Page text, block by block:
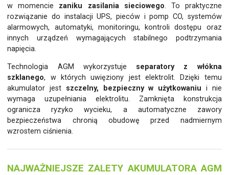
w momencie zaniku zasilania sieciowego. To praktyczne
rozwiązanie do instalacji UPS, pieców i pomp CO, systemów
alarmowych, automatyki, monitoringu, kontroli dostępu oraz
innych urządzeń wymagających stabilnego podtrzymania
napięcia.
Technologia AGM wykorzystuje separatory z włókna
szklanego, w których uwięziony jest elektrolit. Dzięki temu
akumulator jest szczelny, bezpieczny w użytkowaniu i nie
wymaga uzupełniania elektrolitu. Zamknięta konstrukcja
ogranicza ryzyko wycieku, a automatyczne zawory
bezpieczeństwa chronią obudowę przed nadmiernym
wzrostem ciśnienia.
NAJWAŻNIEJSZE ZALETY AKUMULATORA AGM